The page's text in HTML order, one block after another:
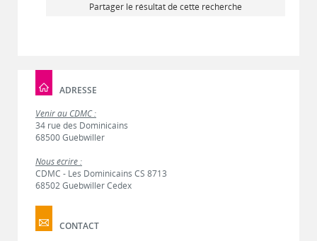
Partager le résultat de cette recherche
ADRESSE
Venir au CDMC :
34 rue des Dominicains
68500 Guebwiller
Nous écrire :
CDMC - Les Dominicains CS 8713
68502 Guebwiller Cedex
CONTACT